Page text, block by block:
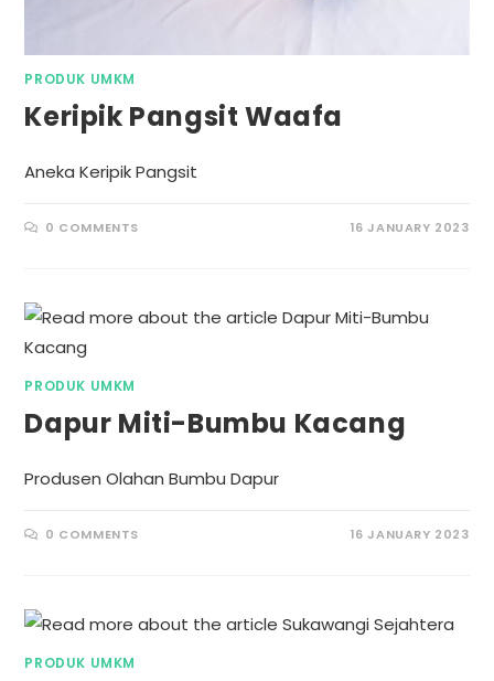
PRODUK UMKM
Keripik Pangsit Waafa
Aneka Keripik Pangsit
0 COMMENTS 16 JANUARY 2023
PRODUK UMKM
Dapur Miti-Bumbu Kacang
Produsen Olahan Bumbu Dapur
0 COMMENTS 16 JANUARY 2023
PRODUK UMKM